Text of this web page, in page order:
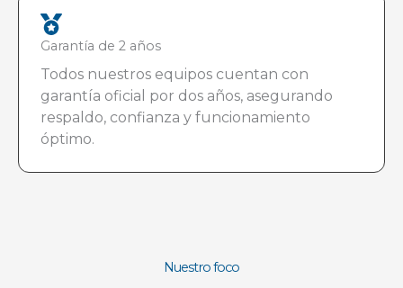
Garantía de 2 años
Todos nuestros equipos cuentan con
garantía oficial por dos años, asegurando
respaldo, confianza y funcionamiento
óptimo.
Nuestro foco